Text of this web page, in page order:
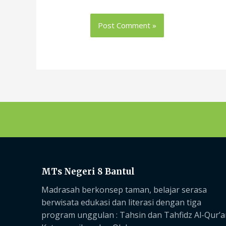
MTs Negeri 8 Bantul
Madrasah berkonsep taman, belajar serasa
berwisata edukasi dan literasi dengan tiga
program unggulan : Tahsin dan Tahfidz Al-